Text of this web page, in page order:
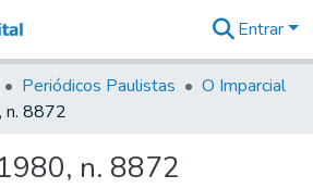
&
Coleções
Tudo na
Digital
Entrar
Periódicos Paulistas
O Imparcial
n. 8872
n. 8872